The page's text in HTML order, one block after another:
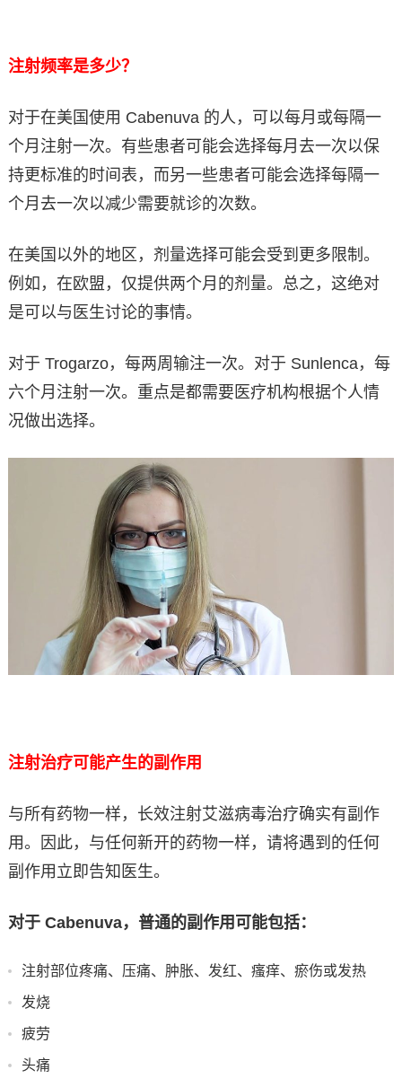
注射频率是多少？
对于在美国使用 Cabenuva 的人，可以每月或每隔一
个月注射一次。有些患者可能会选择每月去一次以保
持更标准的时间表，而另一些患者可能会选择每隔一
个月去一次以减少需要就诊的次数。
在美国以外的地区，剂量选择可能会受到更多限制。
例如，在欧盟，仅提供两个月的剂量。总之，这绝对
是可以与医生讨论的事情。
对于 Trogarzo，每两周输注一次。对于 Sunlenca，每
六个月注射一次。重点是都需要医疗机构根据个人情
况做出选择。
注射治疗可能产生的副作用
与所有药物一样，长效注射艾滋病毒治疗确实有副作
用。因此，与任何新开的药物一样，请将遇到的任何
副作用立即告知医生。
对于 Cabenuva，普通的副作用可能包括：
注射部位疼痛、压痛、肿胀、发红、瘙痒、瘀伤或发热
发烧
疲劳
头痛